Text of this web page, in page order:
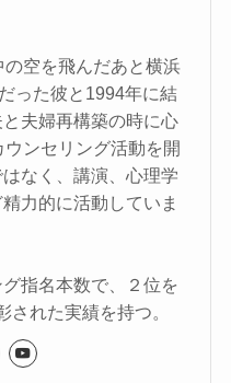
空を飛んだあと横浜
った彼と1994年に結
夫婦再構築の時に心
ンセリング活動を開
なく、講演、心理学
力的に活動していま
指名本数で、２位を
された実績を持つ。